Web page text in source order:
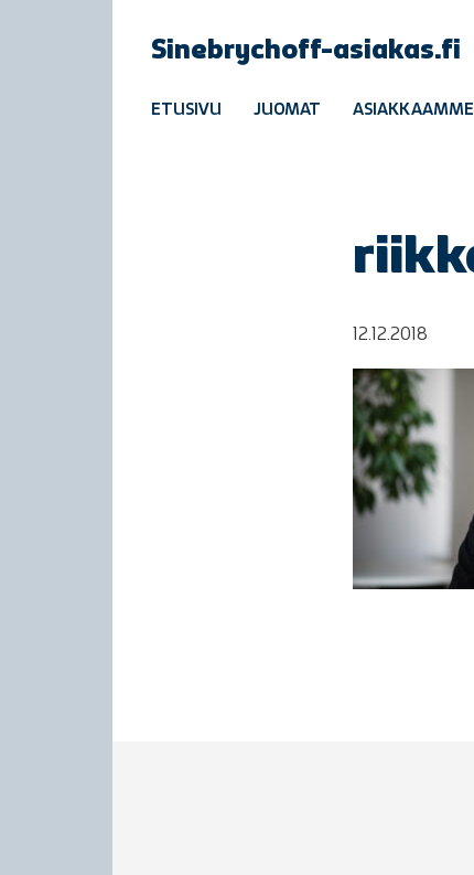
Sinebrychoff-asiakas.fi
ETUSIVU JUOMAT ASIAKKAAMME
12.12.2018